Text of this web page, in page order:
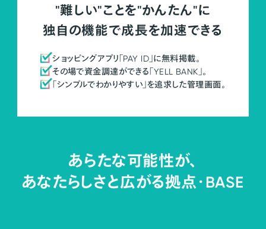
"難しい"ことを"かんたん"に
独自の機能で成長を加速できる
ショッピングアプリ「PAY ID」に無料掲載。
その場で資金調達ができる「YELL BANK」。
「シンプルでわかりやすい」を追求した管理画面。
あらたな可能性が、
あなたらしさと広がる拠点・BASE